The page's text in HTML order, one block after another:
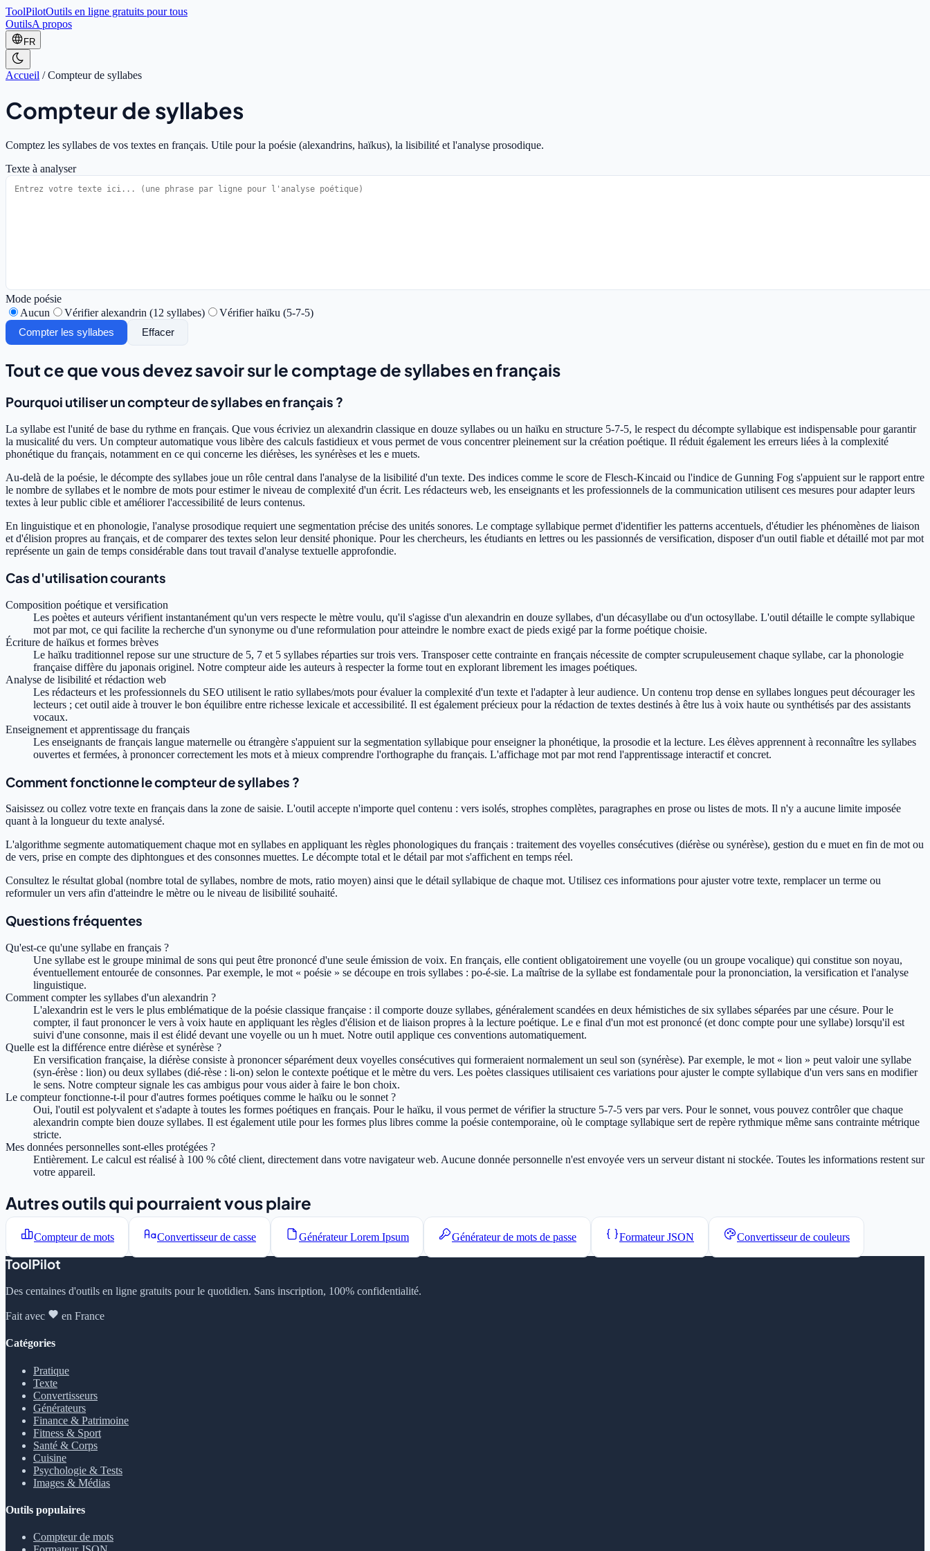
ToolPilotOutils en ligne gratuits pour tous
OutilsA propos
FR
Accueil /Compteur de syllabes
Compteur de syllabes
Comptez les syllabes de vos textes en français. Utile pour la poésie (alexandrins, haïkus), la lisibilité et l'analyse prosodique.
Texte à analyser
Mode poésie
Aucun
Vérifier alexandrin (12 syllabes)
Vérifier haïku (5-7-5)
Compter les syllabes
Effacer
Tout ce que vous devez savoir sur le comptage de syllabes en français
Pourquoi utiliser un compteur de syllabes en français ?
La syllabe est l'unité de base du rythme en français. Que vous écriviez un alexandrin classique en douze syllabes ou un haïku en structure 5-7-5, le respect du décompte syllabique est indispensable pour garantir
la musicalité du vers. Un compteur automatique vous libère des calculs fastidieux et vous permet de vous concentrer pleinement sur la création poétique. Il réduit également les erreurs liées à la complexité
phonétique du français, notamment en ce qui concerne les diérèses, les synérèses et les e muets.
Au-delà de la poésie, le décompte des syllabes joue un rôle central dans l'analyse de la lisibilité d'un texte. Des indices comme le score de Flesch-Kincaid ou l'indice de Gunning Fog s'appuient sur le rapport entre
le nombre de syllabes et le nombre de mots pour estimer le niveau de complexité d'un écrit. Les rédacteurs web, les enseignants et les professionnels de la communication utilisent ces mesures pour adapter leurs
textes à leur public cible et améliorer l'accessibilité de leurs contenus.
En linguistique et en phonologie, l'analyse prosodique requiert une segmentation précise des unités sonores. Le comptage syllabique permet d'identifier les patterns accentuels, d'étudier les phénomènes de liaison
et d'élision propres au français, et de comparer des textes selon leur densité phonique. Pour les chercheurs, les étudiants en lettres ou les passionnés de versification, disposer d'un outil fiable et détaillé mot par mot
représente un gain de temps considérable dans tout travail d'analyse textuelle approfondie.
Cas d'utilisation courants
Composition poétique et versification
Les poètes et auteurs vérifient instantanément qu'un vers respecte le mètre voulu, qu'il s'agisse d'un alexandrin en douze syllabes, d'un décasyllabe ou d'un octosyllabe. L'outil détaille le compte syllabique
mot par mot, ce qui facilite la recherche d'un synonyme ou d'une reformulation pour atteindre le nombre exact de pieds exigé par la forme poétique choisie.
Écriture de haïkus et formes brèves
Le haïku traditionnel repose sur une structure de 5, 7 et 5 syllabes réparties sur trois vers. Transposer cette contrainte en français nécessite de compter scrupuleusement chaque syllabe, car la phonologie
française diffère du japonais originel. Notre compteur aide les auteurs à respecter la forme tout en explorant librement les images poétiques.
Analyse de lisibilité et rédaction web
Les rédacteurs et les professionnels du SEO utilisent le ratio syllabes/mots pour évaluer la complexité d'un texte et l'adapter à leur audience. Un contenu trop dense en syllabes longues peut décourager les
lecteurs ; cet outil aide à trouver le bon équilibre entre richesse lexicale et accessibilité. Il est également précieux pour la rédaction de textes destinés à être lus à voix haute ou synthétisés par des assistants
vocaux.
Enseignement et apprentissage du français
Les enseignants de français langue maternelle ou étrangère s'appuient sur la segmentation syllabique pour enseigner la phonétique, la prosodie et la lecture. Les élèves apprennent à reconnaître les syllabes
ouvertes et fermées, à prononcer correctement les mots et à mieux comprendre l'orthographe du français. L'affichage mot par mot rend l'apprentissage interactif et concret.
Comment fonctionne le compteur de syllabes ?
Saisissez ou collez votre texte en français dans la zone de saisie. L'outil accepte n'importe quel contenu : vers isolés, strophes complètes, paragraphes en prose ou listes de mots. Il n'y a aucune limite imposée
quant à la longueur du texte analysé.
L'algorithme segmente automatiquement chaque mot en syllabes en appliquant les règles phonologiques du français : traitement des voyelles consécutives (diérèse ou synérèse), gestion du e muet en fin de mot ou
de vers, prise en compte des diphtongues et des consonnes muettes. Le décompte total et le détail par mot s'affichent en temps réel.
Consultez le résultat global (nombre total de syllabes, nombre de mots, ratio moyen) ainsi que le détail syllabique de chaque mot. Utilisez ces informations pour ajuster votre texte, remplacer un terme ou
reformuler un vers afin d'atteindre le mètre ou le niveau de lisibilité souhaité.
Questions fréquentes
Qu'est-ce qu'une syllabe en français ?
Une syllabe est le groupe minimal de sons qui peut être prononcé d'une seule émission de voix. En français, elle contient obligatoirement une voyelle (ou un groupe vocalique) qui constitue son noyau,
éventuellement entourée de consonnes. Par exemple, le mot « poésie » se découpe en trois syllabes : po-é-sie. La maîtrise de la syllabe est fondamentale pour la prononciation, la versification et l'analyse
linguistique.
Comment compter les syllabes d'un alexandrin ?
L'alexandrin est le vers le plus emblématique de la poésie classique française : il comporte douze syllabes, généralement scandées en deux hémistiches de six syllabes séparées par une césure. Pour le
compter, il faut prononcer le vers à voix haute en appliquant les règles d'élision et de liaison propres à la lecture poétique. Le e final d'un mot est prononcé (et donc compte pour une syllabe) lorsqu'il est
suivi d'une consonne, mais il est élidé devant une voyelle ou un h muet. Notre outil applique ces conventions automatiquement.
Quelle est la différence entre diérèse et synérèse ?
En versification française, la diérèse consiste à prononcer séparément deux voyelles consécutives qui formeraient normalement un seul son (synérèse). Par exemple, le mot « lion » peut valoir une syllabe
(syn-érèse : lion) ou deux syllabes (dié-rèse : li-on) selon le contexte poétique et le mètre du vers. Les poètes classiques utilisaient ces variations pour ajuster le compte syllabique d'un vers sans en modifier
le sens. Notre compteur signale les cas ambigus pour vous aider à faire le bon choix.
Le compteur fonctionne-t-il pour d'autres formes poétiques comme le haïku ou le sonnet ?
Oui, l'outil est polyvalent et s'adapte à toutes les formes poétiques en français. Pour le haïku, il vous permet de vérifier la structure 5-7-5 vers par vers. Pour le sonnet, vous pouvez contrôler que chaque
alexandrin compte bien douze syllabes. Il est également utile pour les formes plus libres comme la poésie contemporaine, où le comptage syllabique sert de repère rythmique même sans contrainte métrique
stricte.
Mes données personnelles sont-elles protégées ?
Entièrement. Le calcul est réalisé à 100 % côté client, directement dans votre navigateur web. Aucune donnée personnelle n'est envoyée vers un serveur distant ni stockée. Toutes les informations restent sur
votre appareil.
Autres outils qui pourraient vous plaire
Compteur de mots Convertisseur de casse Générateur Lorem Ipsum Générateur de mots de passe Formateur JSON Convertisseur de couleurs
ToolPilot
Des centaines d'outils en ligne gratuits pour le quotidien. Sans inscription, 100% confidentialité.
Fait avec en France
Catégories
Pratique
Texte
Convertisseurs
Générateurs
Finance & Patrimoine
Fitness & Sport
Santé & Corps
Cuisine
Psychologie & Tests
Images & Médias
Outils populaires
Compteur de mots